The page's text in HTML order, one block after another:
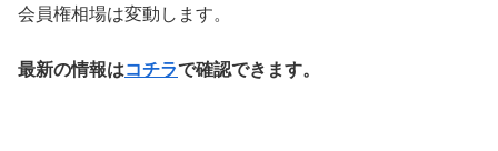
会員権相場は変動します。
最新の情報はコチラで確認できます。